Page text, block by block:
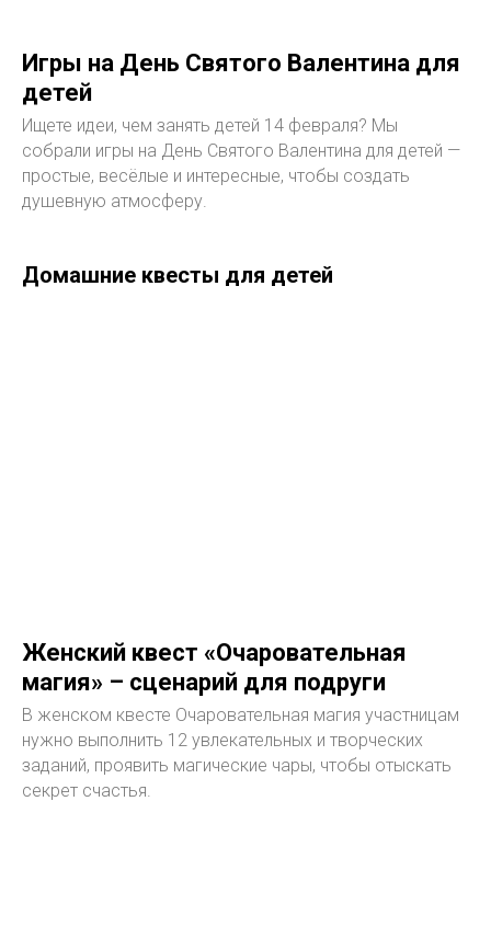
Игры на День Святого Валентина для
детей
Ищете идеи, чем занять детей 14 февраля? Мы
собрали игры на День Святого Валентина для детей —
простые, весёлые и интересные, чтобы создать
душевную атмосферу.
Домашние квесты для детей
Женский квест «Очаровательная
магия» – сценарий для подруги
В женском квесте Очаровательная магия участницам
нужно выполнить 12 увлекательных и творческих
заданий, проявить магические чары, чтобы отыскать
секрет счастья.